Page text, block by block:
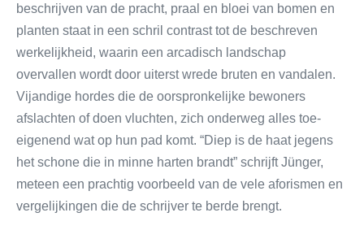
beschrijven van de pracht, praal en bloei van bomen en
planten staat in een schril contrast tot de beschreven
werkelijkheid, waarin een arcadisch landschap
overvallen wordt door uiterst wrede bruten en vandalen.
Vijandige hordes die de oorspronkelijke bewoners
afslachten of doen vluchten, zich onderweg alles toe-
eigenend wat op hun pad komt. “Diep is de haat jegens
het schone die in minne harten brandt” schrijft Jünger,
meteen een prachtig voorbeeld van de vele aforismen en
vergelijkingen die de schrijver te berde brengt.